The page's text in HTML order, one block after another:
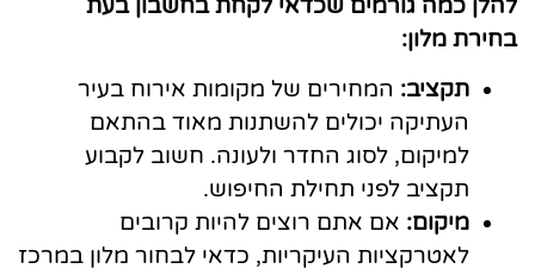
להלן כמה גורמים שכדאי לקחת בחשבון בעת
בחירת מלון:
תקציב: המחירים של מקומות אירוח בעיר
העתיקה יכולים להשתנות מאוד בהתאם
למיקום, לסוג החדר ולעונה. חשוב לקבוע
תקציב לפני תחילת החיפוש.
מיקום: אם אתם רוצים להיות קרובים
לאטרקציות העיקריות, כדאי לבחור מלון במרכז